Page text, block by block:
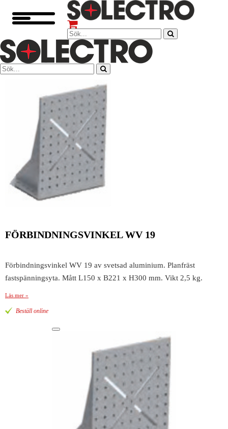
FÖRBINDNINGSVINKEL WV 19
Förbindningsvinkel WV 19 av svetsad aluminium. Planfräst
fastspänningsyta. Mått L150 x B221 x H300 mm. Vikt 2,5 kg.
Läs mer »
Beställ online